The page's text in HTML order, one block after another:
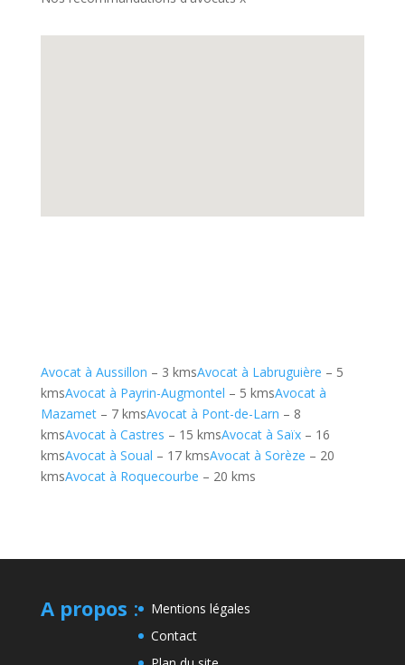
Avocat à Aussillon – 3 kmsAvocat à Labruguière – 5
kmsAvocat à Payrin-Augmontel – 5 kmsAvocat à
Mazamet– 7 kmsAvocat à Pont-de-Larn – 8
kmsAvocat à Castres – 15 kmsAvocat à Saïx– 16
kmsAvocat à Soual – 17 kmsAvocat à Sorèze – 20
kmsAvocat à Roquecourbe – 20 kms
A propos :
Mentions légales
Contact